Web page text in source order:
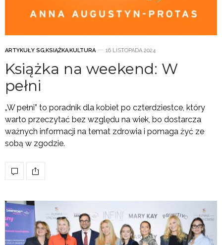
ARTYKUŁY SG,KSIĄŻKA,KULTURA 16 LISTOPADA 2024
Książka na weekend: W
pełni
„W pełni” to poradnik dla kobiet po czterdziestce, który
warto przeczytać bez względu na wiek, bo dostarcza
ważnych informacji na temat zdrowia i pomaga żyć ze
sobą w zgodzie.